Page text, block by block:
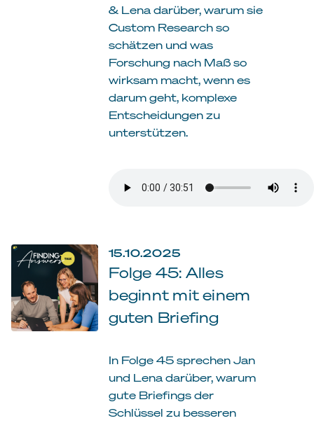
& Lena darüber, warum sie
Custom Research so
schätzen und was
Forschung nach Maß so
wirksam macht, wenn es
darum geht, komplexe
Entscheidungen zu
unterstützen.
15.10.2025
Folge 45: Alles
beginnt mit einem
guten Briefing
In Folge 45 sprechen Jan
und Lena darüber, warum
gute Briefings der
Schlüssel zu besseren